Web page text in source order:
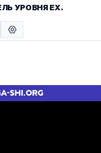
УРОВНЯ EX.